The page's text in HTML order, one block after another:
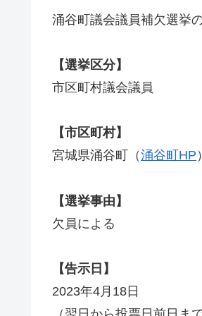
涌谷町議会議員補欠選挙
【選挙区分】
市区町村議会議員
【市区町村】
宮城県涌谷町（涌谷町HP ）
【選挙事由】
欠員による
【告示日】
2023年4月18日